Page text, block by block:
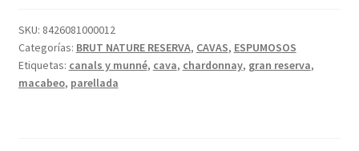
BRUT
NATURE
GRAN
RESERVA
n
a
SKU: 8426081000012
Categorías: BRUT NATURE RESERVA, CAVAS, ESPUMOSOS
Etiquetas: canals y munné, cava, chardonnay, gran reserva,
macabeo, parellada